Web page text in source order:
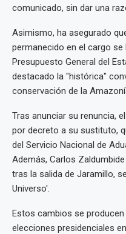
comunicado, sin dar una
Asimismo, ha asegurado
permanecido en el cargo
Presupuesto General del
destacado la "histórica"
conservación de la
Tras anunciar su renuncia,
por decreto a su sustituto,
del Servicio Nacional de
Además, Carlos
tras la salida de Jaramillo,
Universo'.
Estos cambios se
elecciones presidenciales